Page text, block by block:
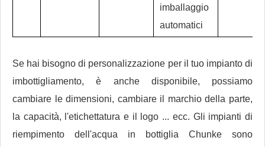
imballaggio
automatici
Se hai bisogno di personalizzazione per il tuo impianto di
imbottigliamento, è anche disponibile, possiamo
cambiare le dimensioni, cambiare il marchio della parte,
la capacità, l'etichettatura e il logo ... ecc. Gli impianti di
riempimento dell'acqua in bottiglia Chunke sono